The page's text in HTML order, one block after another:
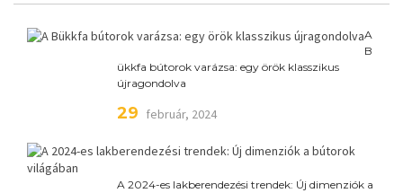
A
B
ükkfa bútorok varázsa: egy örök klasszikus
újragondolva
29 február, 2024
A 2024-es lakberendezési trendek: Új dimenziók a